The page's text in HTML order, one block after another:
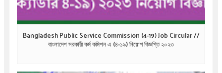
Bangladesh Public Service Commission (4-19) Job Circular //
বাংলাদেশ সরকারী কর্ম কমিশন এ (৪-১৯) নিয়োগ বিজ্ঞপ্তি ২০২৩